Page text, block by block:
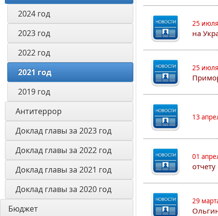
2024 год
2023 год
2022 год
2021 год
2019 год
Антитеррор
Доклад главы за 2023 год
Доклад главы за 2022 год
Доклад главы за 2021 год
Доклад главы за 2020 год
Бюджет
25
на
25
13
01
29